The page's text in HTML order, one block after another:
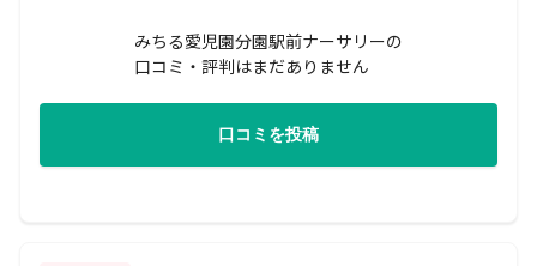
みちる愛児園分園駅前ナーサリーの
口コミ・評判はまだありません
口コミを投稿